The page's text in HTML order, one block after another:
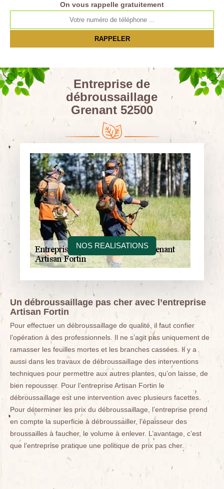
NOS REALISATIONS
On vous rappelle gratuitement
Entreprise de
débroussaillage
Grenant 52500
Un débroussaillage pas cher avec l’entreprise
Artisan Fortin
Pour effectuer un débroussaillage de qualité, il faut confier
l’opération à des professionnels. Il ne s’agit pas uniquement de
ramasser les feuilles mortes et les branches cassées. Il y a
aussi dans les travaux de débroussaillage des interventions
techniques pour permettre aux autres plantes, qu’on laisse, de
bien repousser. Pour l’entreprise Artisan Fortin le
débroussaillage est une intervention avec plusieurs facettes.
Pour déterminer les prix du débroussaillage, l’entreprise prend
en compte la superficie à débroussailler, l’épaisseur des
broussailles à faucher, le volume à enlever. L’avantage, c’est
que l’entreprise pratique une politique de prix pas cher.